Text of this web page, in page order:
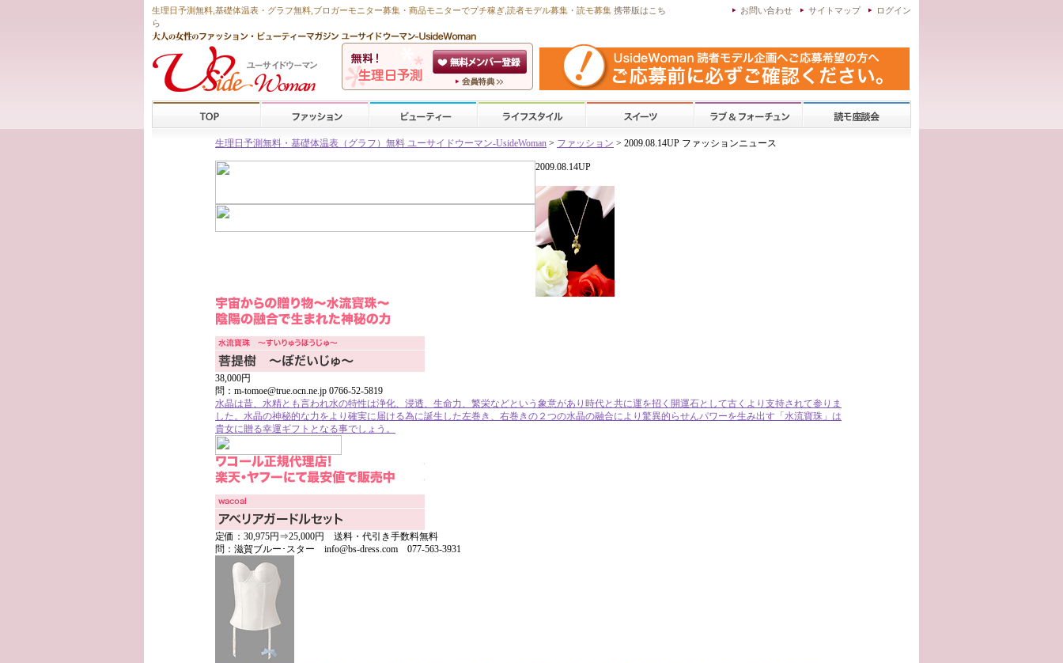
生理日予測無料 基礎体温表・グラフ無料 ,ブロガーモニター募集・商品モニターでプチ稼ぎ ,読者モデル募集・ 読モ募集 携帯版はこち
ら
ログイン
サイトマップ
お問い合わせ
生理日予測無料・基礎体温表（グラフ）無料 ユーサイドウーマン-UsideWoman > ファッション > 2009.08.14UP ファッションニュース
2009.08.14UP
38,000円
問：m-tomoe@true.ocn.ne.jp 0766-52-5819
水晶は昔、水精とも言われ水の特性は浄化、浸透、生命力、繁栄などという象意があり時代と共に運を招く開運石として古くより支持されて参りま
した。水晶の神秘的な力をより確実に届ける為に誕生した左巻き、右巻きの２つの水晶の融合により驚異的らせんパワーを生み出す「水流寶珠」は
貴女に贈る幸運ギフトとなる事でしょう。
定価：30,975円⇒25,000円 送料・代引き手数料無料
問：滋賀ブルー･スター info@bs-dress.com 077-563-3931